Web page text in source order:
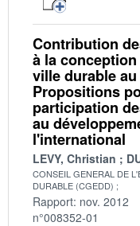
Contribution
à la
ville durable
Propositions
participation
au
l'international
LEVY, Christian
CONSEIL GENERAL DE
DURABLE (CGEDD)
Rapport: nov. 2012
n°008352-01